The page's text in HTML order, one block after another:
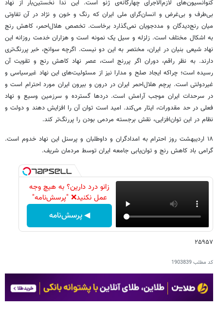
کنوانسیون‌های لازم‌الاجرای چهارگانه‌ی ژنو است. این ندا نخستین‌بار از نهاد
بی‌طرف و بی‌غرض و انسان‌گرای ملی ایران که رنگ و خون و نژاد در آن تفاوتی
میان رنج‌دیدگان و مددجویان نمی‌گذارد برخاست. تخصص هلال‌احمر، کاهش رنج
به اشکال مختلف است. زلزله و سیل یک نمونه است و هزاران خدمت روزانه این
نهاد شیعی بنیان در ایران، مختصر به این دو نیست. اگرچه سوانح، خبر پررنگ‌تری
دارند. به نظر راقم، دوران اگر پررنج است، عصر نهاد کاهش رنج و تقویت آن
رسیده است؛ چراکه ایجاد صلح و مدارا نیز از مسئولیت‌های این نهاد غیرسیاسی و
غیردولتی است. پرچم هلال‌احمر ایران در درون و بیرون ایران مورد احترام است و
در سرحدات ایران موجب آرامش است. دردها گسترده و سرزمین وسیع و نهاد
فعلی در حد مقدورات، ایثار می‌کند. امید است توان آن را افزایش دهند و دولت و
نظام در این توان‌افزایی، نقش برجسته مردمی بودن را پررنگ‌تر کند.
۱۸ اردیبهشت روز احترام به امدادگران و داوطلبان و پرسنل این نهاد خدوم است.
گرامی باد کاهش رنج و توان‌یابی جامعه ایران توسط مردمان شریف.
زانو درد دارین؟ به هیچ وجه
عمل نکنید❌ "پرسش‌نامه"
◀ پرسش‌نامه
۲۵۹۵۷
کد مطلب1903839